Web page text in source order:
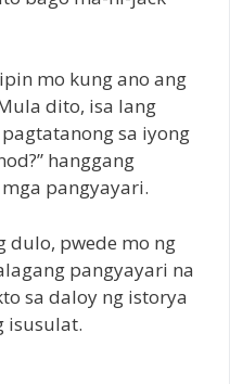
mo kung ano ang
dito, isa lang
sa iyong
hanggang
pangyayari.
dulo, pwede mo ng
pangyayari na
sa daloy ng istorya
isusulat.